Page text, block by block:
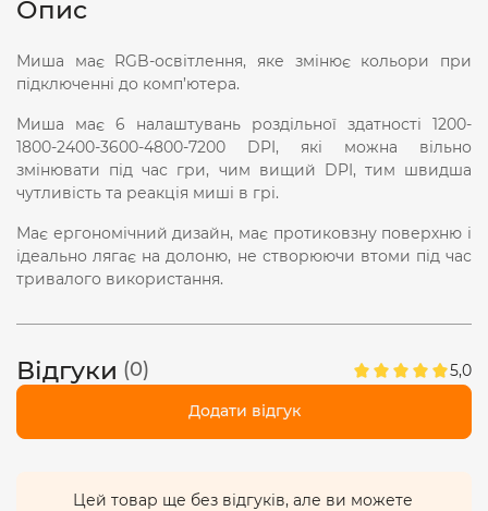
Опис
Миша має RGB-освітлення, яке змінює кольори при
підключенні до комп’ютера.
Миша має 6 налаштувань роздільної здатності 1200-
1800-2400-3600-4800-7200 DPI, які можна вільно
змінювати під час гри, чим вищий DPI, тим швидша
чутливість та реакція миші в грі.
Має ергономічний дизайн, має протиковзну поверхню і
ідеально лягає на долоню, не створюючи втоми під час
тривалого використання.
Відгуки (0) 5,0
Додати відгук
Цей товар ще без відгуків, але ви можете